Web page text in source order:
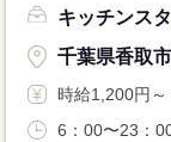
キッチンス
千葉県香取
時給1,200円～
6：00〜23：